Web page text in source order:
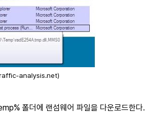
traffic-analysis.net)
폴더에 랜섬웨어 파일을 다운로드한다.